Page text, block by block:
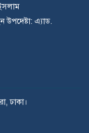
এ্যাড.
ঢাকা।